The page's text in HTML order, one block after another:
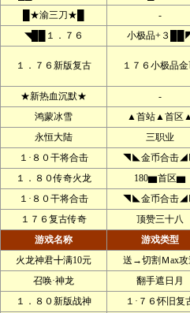
█★渝三刀★█ -
◥██１．７６
小极品+３
１．７６新版复古 １７６小极品金
★新热血沉默★ -
鸿蒙冰雪
▲首站▲首区
永恒大陆
三职业
１·８０干将合击
◥◣金币合击
１．８０传奇火龙
180▆首区▆
１·８０干将合击
◥◣金币合击
１７６复古传奇
顶赞三十八
游戏名称
游戏类型
火龙神君╋满10元
送→切割Ｍax攻
召唤·神龙
翻手遮日月
１．８０新版战神
１·７６怀旧复